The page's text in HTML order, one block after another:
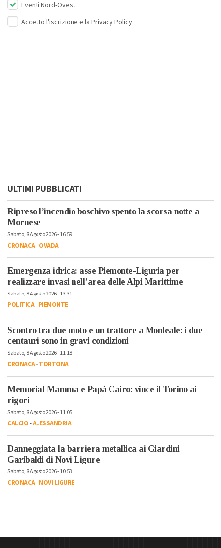
Eventi Nord-Ovest
Accetto l'iscrizione e la Privacy Policy
ULTIMI PUBBLICATI
Ripreso l’incendio boschivo spento la scorsa notte a
Mornese
Sabato, 8 Agosto 2026 - 16:59
CRONACA-OVADA
Emergenza idrica: asse Piemonte-Liguria per
realizzare invasi nell’area delle Alpi Marittime
Sabato, 8 Agosto 2026 - 13:31
POLITICA-PIEMONTE
Scontro tra due moto e un trattore a Monleale: i due
centauri sono in gravi condizioni
Sabato, 8 Agosto 2026 - 11:18
CRONACA-TORTONA
Memorial Mamma e Papà Cairo: vince il Torino ai
rigori
Sabato, 8 Agosto 2026 - 11:05
CALCIO-ALESSANDRIA
Danneggiata la barriera metallica ai Giardini
Garibaldi di Novi Ligure
Sabato, 8 Agosto 2026 - 10:53
CRONACA-NOVI LIGURE